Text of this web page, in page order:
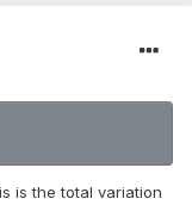
is the total variation